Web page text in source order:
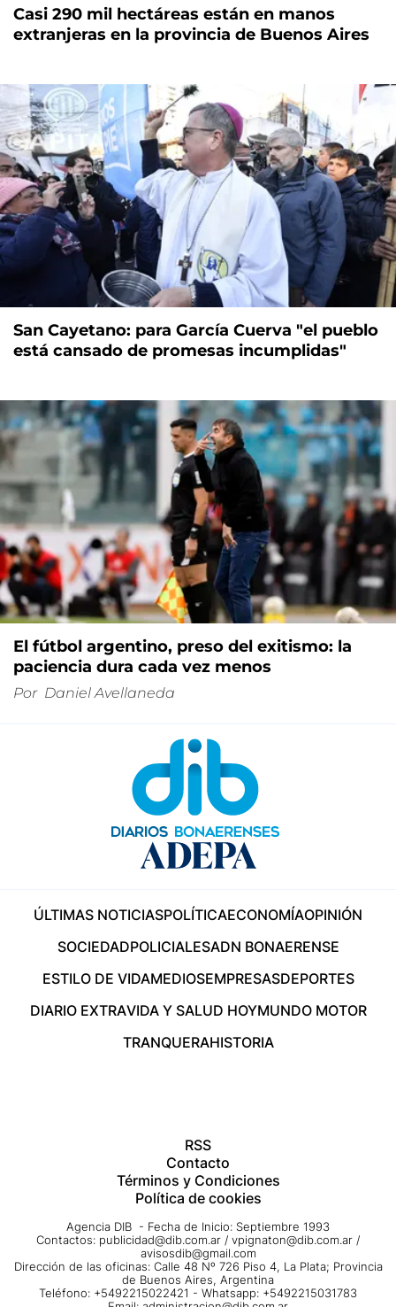
Casi 290 mil hectáreas están en manos
extranjeras en la provincia de Buenos Aires
San Cayetano: para García Cuerva "el pueblo
está cansado de promesas incumplidas"
El fútbol argentino, preso del exitismo: la
paciencia dura cada vez menos
Por Daniel Avellaneda
ÚLTIMAS NOTICIASPOLÍTICAECONOMÍAOPINIÓN
SOCIEDADPOLICIALESADN BONAERENSE
ESTILO DE VIDAMEDIOSEMPRESASDEPORTES
DIARIO EXTRAVIDA Y SALUD HOYMUNDO MOTOR
TRANQUERAHISTORIA
RSS
Contacto
Términos y Condiciones
Política de cookies
Agencia DIB - Fecha de Inicio: Septiembre 1993
Contactos: publicidad@dib.com.ar / vpignaton@dib.com.ar /
avisosdib@gmail.com
Dirección de las oficinas: Calle 48 Nº 726 Piso 4, La Plata; Provincia
de Buenos Aires, Argentina
Teléfono: +5492215022421 - Whatsapp: +5492215031783